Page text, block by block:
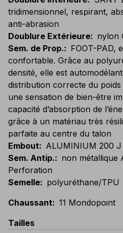
tridimensionnel, respirant,
anti-abrasion
Doublure Extérieure: nylon
Sem. de Prop.: FOOT-PAD,
confortable. Grâce au
densité, elle est
distribution correcte du
une sensation de bien-être
capacité d’absorption de
grâce à un matériau très
parfaite au centre du talon
Embout: ALUMINIUM 200 J
Sem. Antip.: non métallique
Perforation
Semelle: polyuréthane/TPU
Chaussant: 11 Mondopoint
Tailles